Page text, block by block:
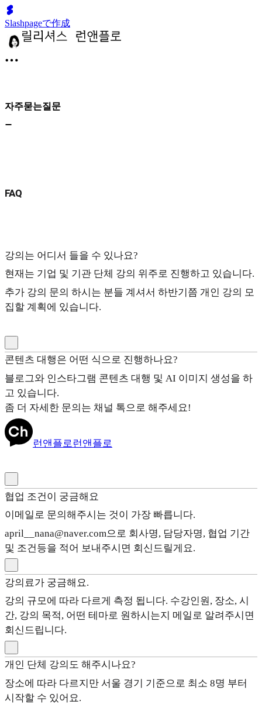
Slashpageで作成
자주묻는질문
FAQ
강의는 어디서 들을 수 있나요?
현재는 기업 및 기관 단체 강의 위주로 진행하고 있습니다.
추가 강의 문의 하시는 분들 계셔서 하반기쯤 개인 강의 모
집할 계획에 있습니다.
콘텐츠 대행은 어떤 식으로 진행하나요?
블로그와 인스타그램 콘텐츠 대행 및 AI 이미지 생성을 하
고 있습니다.
좀 더 자세한 문의는 채널 톡으로 해주세요!
런앤플로런앤플로
협업 조건이 궁금해요
이메일로 문의해주시는 것이 가장 빠릅니다.
april__nana@naver.com으로 회사명, 담당자명, 협업 기간
및 조건등을 적어 보내주시면 회신드릴게요.
강의료가 궁금해요.
강의 규모에 따라 다르게 측정 됩니다. 수강인원, 장소, 시
간, 강의 목적, 어떤 테마로 원하시는지 메일로 알려주시면
회신드립니다.
개인 단체 강의도 해주시나요?
장소에 따라 다르지만 서울 경기 기준으로 최소 8명 부터
시작할 수 있어요.